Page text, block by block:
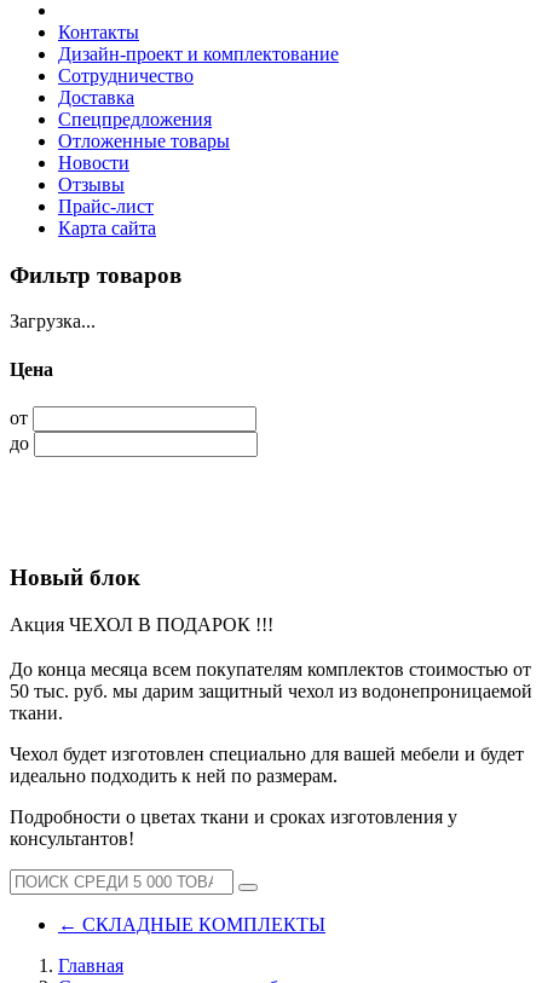
Контакты
Дизайн-проект и комплектование
Сотрудничество
Доставка
Спецпредложения
Отложенные товары
Новости
Отзывы
Прайс-лист
Карта сайта
Фильтр товаров
Загрузка...
Цена
от
до
Новый блок
Акция ЧЕХОЛ В ПОДАРОК !!!
До конца месяца всем покупателям комплектов стоимостью от
50 тыс. руб. мы дарим защитный чехол из водонепроницаемой
ткани.
Чехол будет изготовлен специально для вашей мебели и будет
идеально подходить к ней по размерам.
Подробности о цветах ткани и сроках изготовления у
консультантов!
← СКЛАДНЫЕ КОМПЛЕКТЫ
Главная